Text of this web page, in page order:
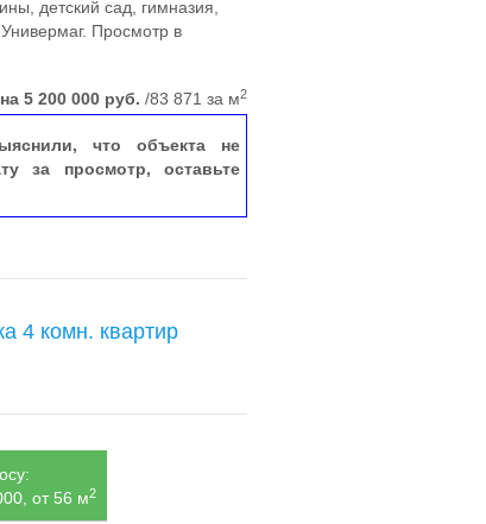
детский сад, гимназия,
Просмотр в
5 200 000 руб. /83 871 за м2
что объекта не
за просмотр, оставьте
4 комн. квартир
от 56 м2